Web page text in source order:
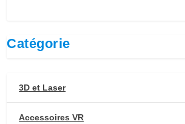
Catégorie
3D et Laser
Accessoires VR